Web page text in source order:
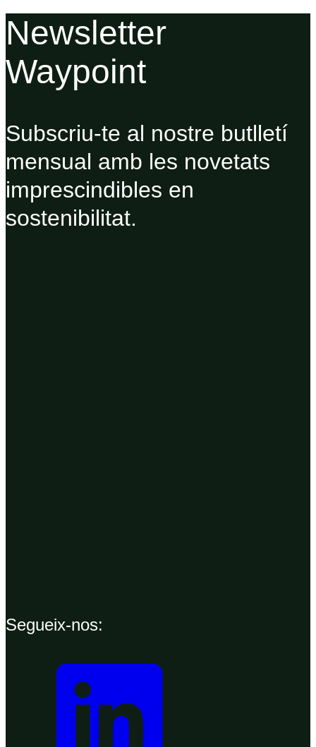
Newsletter
Waypoint
Subscriu-te al nostre butlletí
mensual amb les novetats
imprescindibles en
sostenibilitat.
Segueix-nos: